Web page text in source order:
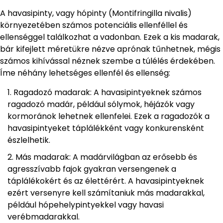
A havasipinty, vagy hópinty (Montifringilla nivalis)
környezetében számos potenciális ellenféllel és
ellenséggel találkozhat a vadonban. Ezek a kis madarak,
bár kifejlett méretükre nézve aprónak tűnhetnek, mégis
számos kihívással néznek szembe a túlélés érdekében.
Íme néhány lehetséges ellenfél és ellenség:
Ragadozó madarak: A havasipintyeknek számos
ragadozó madár, például sólymok, héjázók vagy
kormoránok lehetnek ellenfelei. Ezek a ragadozók a
havasipintyeket táplálékként vagy konkurensként
észlelhetik.
Más madarak: A madárvilágban az erősebb és
agresszívabb fajok gyakran versengenek a
táplálékokért és az élettérért. A havasipintyeknek
ezért versenyre kell számítaniuk más madarakkal,
például hópehelypintyekkel vagy havasi
verébmadarakkal.